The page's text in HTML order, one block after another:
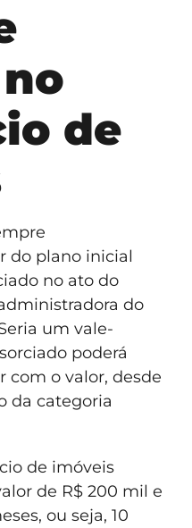
de
do plano inicial
no ato do
do
um vale-
poderá
com o valor, desde
da categoria
de imóveis
de R$ 200 mil e
ou seja, 10